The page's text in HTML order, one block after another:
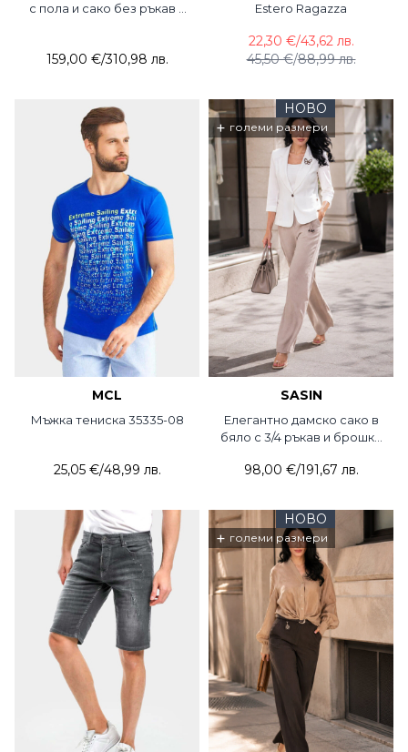
с пола и сако без ръкав в
159,00 €/310,98 лв.
Estero Ragazza
45,50 €/88,99 лв.
22,30 €/43,62 лв.
MCL
Мъжка тениска 35335-08
25,05 €/48,99 лв.
НОВО
+ големи размери
SASIN
Елегантно дамско сако в
бяло с 3/4 ръкав и брошка
98,00 €/191,67 лв.
НОВО
+ големи размери